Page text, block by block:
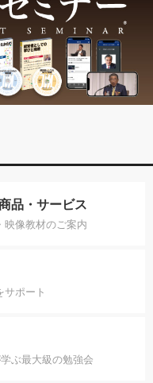
品・サービス
映像教材のご案内
サポート
ぶ最大級の勉強会